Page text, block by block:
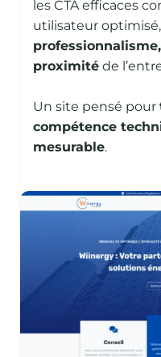
les CTA efficaces
utilisateur
proximité de
Un site pensé pour
compétence
mesurable.